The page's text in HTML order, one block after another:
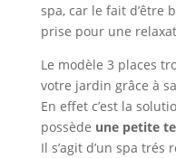
spa, car le fait d’être
prise pour une
Le modèle 3 places
votre jardin grâce à
En effet c’est la
possède une petite
Il s’agit d’un spa trés